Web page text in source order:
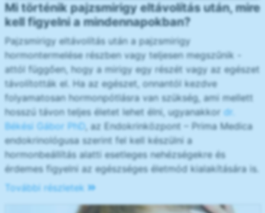
Mi történik pajzsmirigy eltávolítás után, mire
kell figyelni a mindennapokban?
Pajzsmirigy eltávolítás után a pajzsmirigy
hormontermelése részben vagy teljesen megszűnik -
attól függően, hogy a mirigy egy részét vagy az egészet
távolították el. Ha az egészet, onnantól kezdve
folyamatosan hormonpótlásra van szükség, ami mellett
hosszú távon teljes életet lehet élni, ugyanakkor dr.
Békési Gábor PhD
, az Endokrinközpont – Prima Medica
endokrinológusa szerint fel kell készülni a
hormonbeállítás alatti esetleges nehézségekre és
érdemes figyelni az egészséges életmód kialakítására is.
További részletek